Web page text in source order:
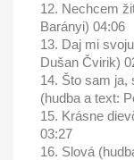
12. Nechcem
Barányi) 04:06
13. Daj mi
Dušan Čvirik)
14. Što sam ja,
(hudba a text:
15. Krásne
03:27
16. Slová